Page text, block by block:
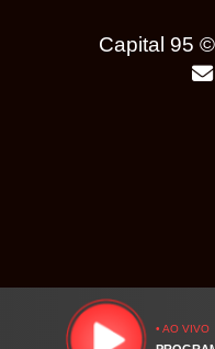
• AO VIVO
Capital 95